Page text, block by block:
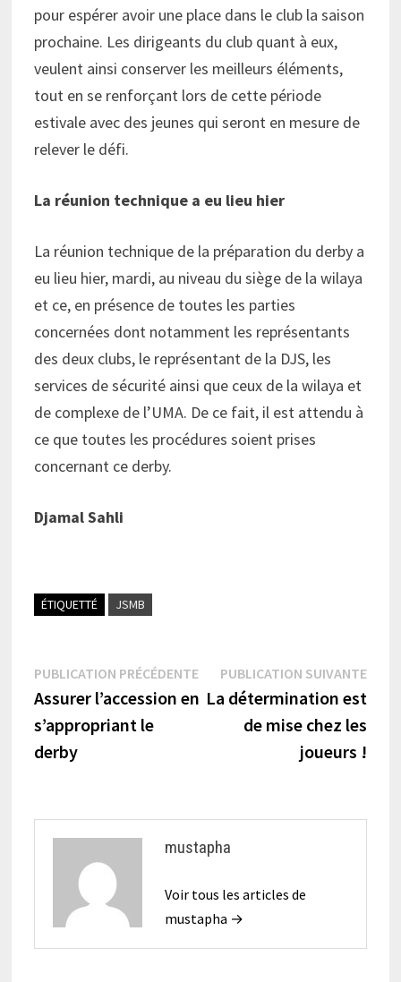
pour espérer avoir une place dans le club la saison
prochaine. Les dirigeants du club quant à eux,
veulent ainsi conserver les meilleurs éléments,
tout en se renforçant lors de cette période
estivale avec des jeunes qui seront en mesure de
relever le défi.
La réunion technique a eu lieu hier
La réunion technique de la préparation du derby a
eu lieu hier, mardi, au niveau du siège de la wilaya
et ce, en présence de toutes les parties
concernées dont notamment les représentants
des deux clubs, le représentant de la DJS, les
services de sécurité ainsi que ceux de la wilaya et
de complexe de l’UMA. De ce fait, il est attendu à
ce que toutes les procédures soient prises
concernant ce derby.
Djamal Sahli
ÉTIQUETTÉ JSMB
Navigation
de
l’article
PUBLICATION PRÉCÉDENTEPublication
précédente :
Assurer l’accession en
s’appropriant le
derby
PUBLICATION SUIVANTE
La détermination est
de mise chez les
joueurs !
mustapha
Voir tous les articles de
mustapha →